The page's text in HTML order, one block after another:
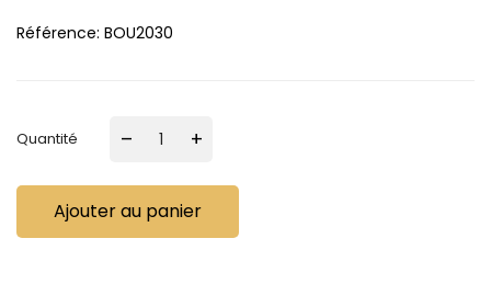
Référence: BOU2030
Quantité – +
Ajouter au panier